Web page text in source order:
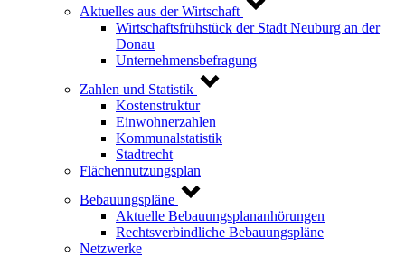
Aktuelles aus der Wirtschaft
Wirtschaftsfrühstück der Stadt Neuburg an der
Donau
Unternehmensbefragung
Zahlen und Statistik
Kostenstruktur
Einwohnerzahlen
Kommunalstatistik
Stadtrecht
Flächennutzungsplan
Bebauungspläne
Aktuelle Bebauungsplananhörungen
Rechtsverbindliche Bebauungspläne
Netzwerke